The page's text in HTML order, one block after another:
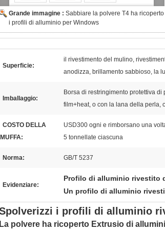
Grande immagine : Sabbiare la polvere T4 ha ricoperto
i profili di alluminio per Windows
Superficie:
il rivestimento del mulino,
anodizza, brillamento sabbioso, la
Imballaggio:
Borsa di restringimento protettiva di
film+heat, o con la lana della perla,
COSTO DELLA
MUFFA:
USD300 ogni e rimborsano una
5 tonnellate ciascuna
Norma: GB/T 5237
Evidenziare:
Profilo di alluminio rivestito
Un profilo di alluminio
i profili di alluminio
La polvere ha ricoperto Extrusio di